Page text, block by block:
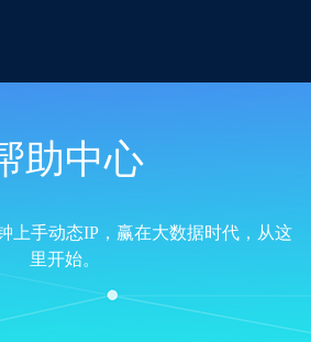
助中心
上手动态IP，赢在大数据时代，从这
里开始。